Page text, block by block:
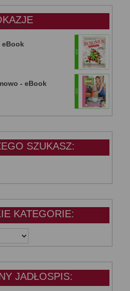
eBook
- eBook
SZUKASZ:
KATEGORIE:
JADŁOSPIS: